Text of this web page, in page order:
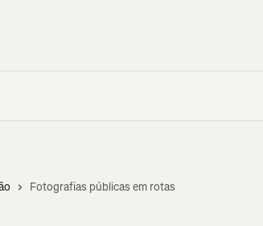
Fotografias públicas em rotas